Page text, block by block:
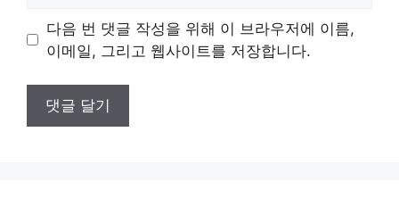
트
다음 번 댓글 작성을 위해 이 브라우저에 이름,
이메일, 그리고 웹사이트를 저장합니다.